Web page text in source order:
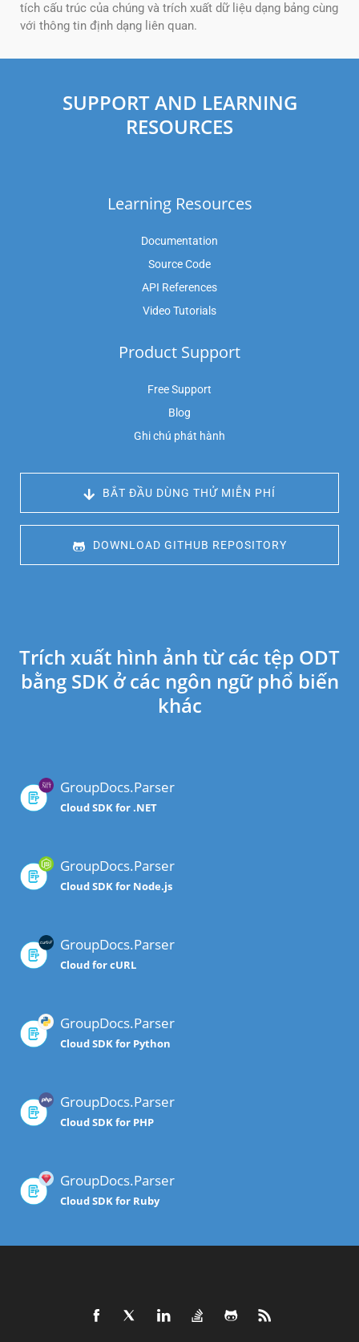
tích cấu trúc của chúng và trích xuất dữ liệu dạng bảng cùng
với thông tin định dạng liên quan.
SUPPORT AND LEARNING
RESOURCES
Learning Resources
Documentation
Source Code
API References
Video Tutorials
Product Support
Free Support
Blog
Ghi chú phát hành
BẮT ĐẦU DÙNG THỬ MIỄN PHÍ
DOWNLOAD GITHUB REPOSITORY
Trích xuất hình ảnh từ các tệp ODT
bằng SDK ở các ngôn ngữ phổ biến
khác
GroupDocs.Parser
Cloud SDK for .NET
GroupDocs.Parser
Cloud SDK for Node.js
GroupDocs.Parser
Cloud for cURL
GroupDocs.Parser
Cloud SDK for Python
GroupDocs.Parser
Cloud SDK for PHP
GroupDocs.Parser
Cloud SDK for Ruby